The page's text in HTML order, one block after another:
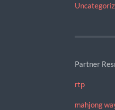
Partner
rtp
mahjong